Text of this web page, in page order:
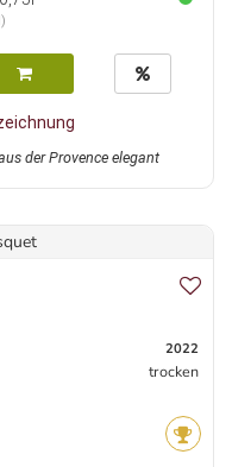
der Provence elegant
2022
trocken